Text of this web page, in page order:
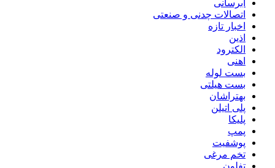
ابرسانی
اتصالات چدنی و صنعتی
اخبار تازه
اذین
الکترود
اهنی
بست لوله
بست هیلتی
بهتراشان
پلی اتیلن
پلیکا
پمپ
پوشفیت
تخم مرغی
تفلون